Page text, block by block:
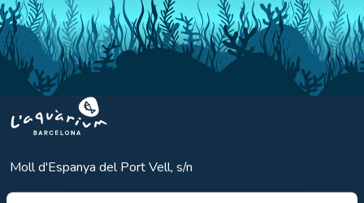
Aquarium BCN
Moll d'Espanya del Port Vell, s/n